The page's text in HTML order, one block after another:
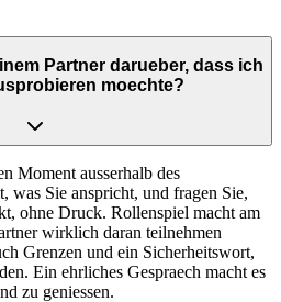
Partner darueber, dass ich
moechte?
Moment ausserhalb des
was Sie anspricht, und fragen Sie,
ohne Druck. Rollenspiel macht am
wirklich daran teilnehmen
Grenzen und ein Sicherheitswort,
Ein ehrliches Gespraech macht es
zu geniessen.